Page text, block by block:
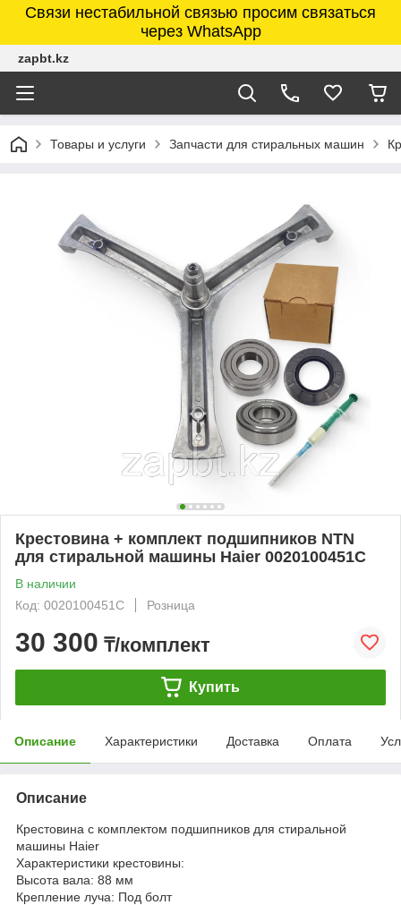
Связи нестабильной связью просим связаться
через WhatsApp
zapbt.kz
Товары и услуги Запчасти для стиральных машин
Крестовина + комплект подшипников NTN
для стиральной машины Haier 0020100451C
В наличии
Код: 0020100451C
Розница
30 300 ₸/комплект
Купить
Описание Характеристики Доставка Оплата
Описание
Крестовина с комплектом подшипников для стиральной
машины Haier
Характеристики крестовины:
Высота вала: 88 мм
Крепление луча: Под болт